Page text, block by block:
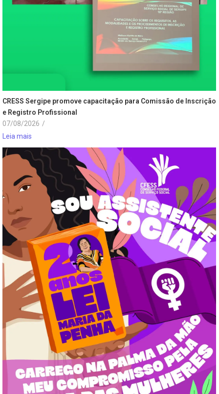
CRESS Sergipe promove capacitação para Comissão de Inscrição
e Registro Profissional
07/08/2026 /
Leia mais